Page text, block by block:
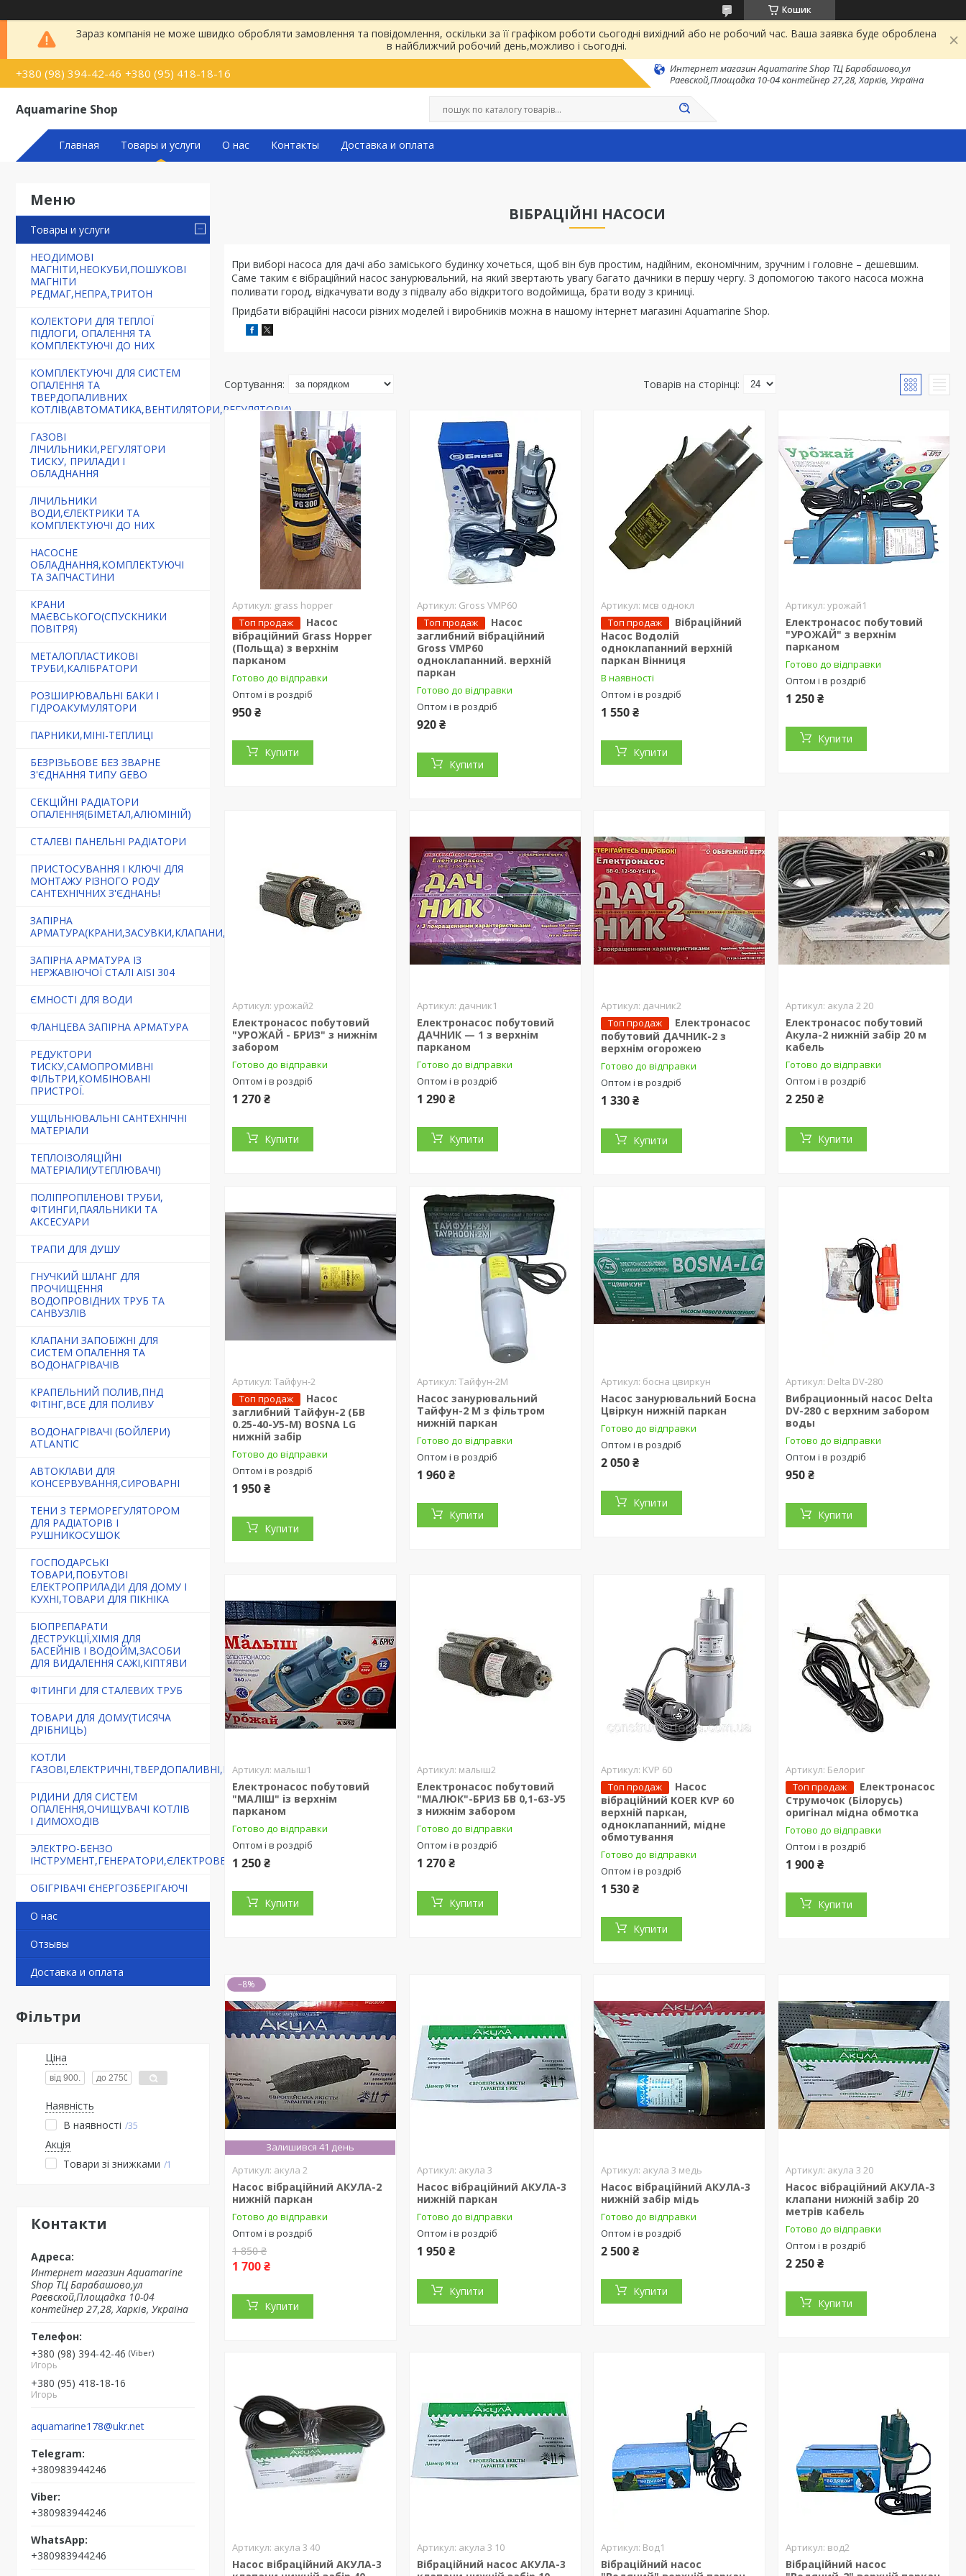
Кошик
Зараз компанія не може швидко обробляти замовлення та повідомлення, оскільки за її графіком роботи сьогодні вихідний або не робочий час. Ваша заявка буде оброблена
в найближчий робочий день,можливо і сьогодні.
+380 (98) 394-42-46 +380 (95) 418-18-16
Интернет магазин Aquamarine Shop ТЦ Барабашово,ул
Раевской,Площадка 10-04 контейнер 27,28, Харків, Україна
Aquamarine Shop
Главная Товары и услуги О нас Контакты Доставка и оплата
Товары и услуги
НЕОДИМОВІ
МАГНІТИ,НЕОКУБИ,ПОШУКОВІ
МАГНІТИ
РЕДМАГ,НЕПРА,ТРИТОН
КОЛЕКТОРИ ДЛЯ ТЕПЛОЇ
ПІДЛОГИ, ОПАЛЕННЯ ТА
КОМПЛЕКТУЮЧІ ДО НИХ
КОМПЛЕКТУЮЧІ ДЛЯ СИСТЕМ
ОПАЛЕННЯ ТА
ТВЕРДОПАЛИВНИХ
КОТЛІВ(АВТОМАТИКА,ВЕНТИЛЯТОРИ,РЕГУЛЯТОРИ)
ГАЗОВІ
ЛІЧИЛЬНИКИ,РЕГУЛЯТОРИ
ТИСКУ, ПРИЛАДИ І
ОБЛАДНАННЯ
ЛІЧИЛЬНИКИ
ВОДИ,ЄЛЕКТРИКИ ТА
КОМПЛЕКТУЮЧІ ДО НИХ
НАСОСНЕ
ОБЛАДНАННЯ,КОМПЛЕКТУЮЧІ
ТА ЗАПЧАСТИНИ
КРАНИ
МАЄВСЬКОГО(СПУСКНИКИ
ПОВІТРЯ)
МЕТАЛОПЛАСТИКОВІ
ТРУБИ,КАЛІБРАТОРИ
РОЗШИРЮВАЛЬНІ БАКИ І
ГІДРОАКУМУЛЯТОРИ
ПАРНИКИ,МІНІ-ТЕПЛИЦІ
БЕЗРІЗЬБОВЕ БЕЗ ЗВАРНЕ
З'ЄДНАННЯ ТИПУ GEBO
СЕКЦІЙНІ РАДІАТОРИ
ОПАЛЕННЯ(БІМЕТАЛ,АЛЮМІНІЙ)
СТАЛЕВІ ПАНЕЛЬНІ РАДІАТОРИ
ПРИСТОСУВАННЯ І КЛЮЧІ ДЛЯ
МОНТАЖУ РІЗНОГО РОДУ
САНТЕХНІЧНИХ З'ЄДНАНЬ!
ЗАПІРНА
АРМАТУРА(КРАНИ,ЗАСУВКИ,КЛАПАНИ,ФІЛЬТРИ)
ЗАПІРНА АРМАТУРА ІЗ
НЕРЖАВІЮЧОЇ СТАЛІ AISI 304
ЄМНОСТІ ДЛЯ ВОДИ
ФЛАНЦЕВА ЗАПІРНА АРМАТУРА
РЕДУКТОРИ
ТИСКУ,САМОПРОМИВНІ
ФІЛЬТРИ,КОМБІНОВАНІ
ПРИСТРОЇ.
УЩІЛЬНЮВАЛЬНІ САНТЕХНІЧНІ
МАТЕРІАЛИ
ТЕПЛОІЗОЛЯЦІЙНІ
МАТЕРІАЛИ(УТЕПЛЮВАЧІ)
ПОЛІПРОПІЛЕНОВІ ТРУБИ,
ФІТИНГИ,ПАЯЛЬНИКИ ТА
АКСЕСУАРИ
ТРАПИ ДЛЯ ДУШУ
ГНУЧКИЙ ШЛАНГ ДЛЯ
ПРОЧИЩЕННЯ
ВОДОПРОВІДНИХ ТРУБ ТА
САНВУЗЛІВ
КЛАПАНИ ЗАПОБІЖНІ ДЛЯ
СИСТЕМ ОПАЛЕННЯ ТА
ВОДОНАГРІВАЧІВ
КРАПЕЛЬНИЙ ПОЛИВ,ПНД
ФІТІНГ,ВСЕ ДЛЯ ПОЛИВУ
ВОДОНАГРІВАЧІ (БОЙЛЕРИ)
ATLANTIC
АВТОКЛАВИ ДЛЯ
КОНСЕРВУВАННЯ,СИРОВАРНІ
ТЕНИ З ТЕРМОРЕГУЛЯТОРОМ
ДЛЯ РАДІАТОРІВ І
РУШНИКОСУШОК
ГОСПОДАРСЬКІ
ТОВАРИ,ПОБУТОВІ
ЕЛЕКТРОПРИЛАДИ ДЛЯ ДОМУ І
КУХНІ,ТОВАРИ ДЛЯ ПІКНІКА
БІОПРЕПАРАТИ
ДЕСТРУКЦІЇ,ХІМІЯ ДЛЯ
БАСЕЙНІВ І ВОДОЙМ,ЗАСОБИ
ДЛЯ ВИДАЛЕННЯ САЖІ,КІПТЯВИ
ФІТИНГИ ДЛЯ СТАЛЕВИХ ТРУБ
ТОВАРИ ДЛЯ ДОМУ(ТИСЯЧА
ДРІБНИЦЬ)
КОТЛИ
ГАЗОВІ,ЕЛЕКТРИЧНІ,ТВЕРДОПАЛИВНІ,БУРЖУЙКИ
РІДИНИ ДЛЯ СИСТЕМ
ОПАЛЕННЯ,ОЧИЩУВАЧІ КОТЛІВ
І ДИМОХОДІВ
ЭЛЕКТРО-БЕНЗО
ІНСТРУМЕНТ,ГЕНЕРАТОРИ,ЄЛЕКТРОВЕЛОСИПЕДИ
ОБІГРІВАЧІ ЄНЕРГОЗБЕРІГАЮЧІ
О нас
Отзывы
Доставка и оплата
Фільтри
Ціна
Наявність
В наявності 35
Акція
Товари зі знижками
1
Контакти
Интернет магазин Aquamarine
Shop ТЦ Барабашово,ул
Раевской,Площадка 10-04
контейнер 27,28, Харків, Україна
+380 (98) 394-42-46 Viber
Игорь
+380 (95) 418-18-16
Игорь
aquamarine178@ukr.net
+380983944246
+380983944246
+380983944246
ВІБРАЦІЙНІ НАСОСИ
При виборі насоса для дачі або заміського будинку хочеться, щоб він був простим, надійним, економічним, зручним і головне – дешевшим.
Саме таким є вібраційний насос занурювальний, на який звертають увагу багато дачники в першу чергу. З допомогою такого насоса можна
поливати город, відкачувати воду з підвалу або відкритого водоймища, брати воду з криниці.
Придбати вібраційні насоси різних моделей і виробників можна в нашому інтернет магазині Aquamarine Shop.
grass hopper
Топ продаж
Насос
вібраційний Grass Hopper
(Польща) з верхнім
парканом
Готово до відправки
Оптом і в роздріб
950 ₴
Купити
Grоss VMP60
Топ продаж
Насос
заглибний вібраційний
Gross VMP60
одноклапанний. верхній
паркан
Готово до відправки
Оптом і в роздріб
920 ₴
Купити
мсв однокл
Топ продаж
Вібраційний
Насос Водолій
одноклапанний верхній
паркан Вінниця
В наявності
Оптом і в роздріб
1 550 ₴
Купити
урожай1
Електронасос побутовий
"УРОЖАЙ" з верхнім
парканом
Готово до відправки
Оптом і в роздріб
1 250 ₴
Купити
урожай2
Електронасос побутовий
"УРОЖАЙ - БРИЗ" з нижнім
забором
Готово до відправки
Оптом і в роздріб
1 270 ₴
Купити
дачник1
Електронасос побутовий
ДАЧНИК — 1 з верхнім
парканом
Готово до відправки
Оптом і в роздріб
1 290 ₴
Купити
дачник2
Топ продаж
Електронасос
побутовий ДАЧНИК-2 з
верхнім огорожею
Готово до відправки
Оптом і в роздріб
1 330 ₴
Купити
акула 2 20
Електронасос побутовий
Акула-2 нижній забір 20 м
кабель
Готово до відправки
Оптом і в роздріб
2 250 ₴
Купити
Тайфун-2
Топ продаж
Насос
заглибний Тайфун-2 (БВ
0.25-40-У5-М) BOSNA LG
нижній забір
Готово до відправки
Оптом і в роздріб
1 950 ₴
Купити
Тайфун-2М
Насос занурювальний
Тайфун-2 М з фільтром
нижній паркан
Готово до відправки
Оптом і в роздріб
1 960 ₴
Купити
босна цвиркун
Насос занурювальний Босна
Цвіркун нижній паркан
Готово до відправки
Оптом і в роздріб
2 050 ₴
Купити
Delta DV-280
Вибрационный насос Delta
DV-280 с верхним забором
воды
Готово до відправки
Оптом і в роздріб
950 ₴
Купити
малыш1
Електронасос побутовий
"МАЛІШ" із верхнім
парканом
Готово до відправки
Оптом і в роздріб
1 250 ₴
Купити
малыш2
Електронасос побутовий
"МАЛЮК"-БРИЗ БВ 0,1-63-У5
з нижнім забором
Готово до відправки
Оптом і в роздріб
1 270 ₴
Купити
KVP 60
Топ продаж
Насос
вібраційний KOER KVP 60
верхній паркан,
одноклапанний, мідне
обмотування
Готово до відправки
Оптом і в роздріб
1 530 ₴
Купити
Белориг
Топ продаж
Електронасос
Струмочок (Білорусь)
оригінал мідна обмотка
Готово до відправки
Оптом і в роздріб
1 900 ₴
Купити
–8%
Залишився 41 день
акула 2
Насос вібраційний АКУЛА-2
нижній паркан
Готово до відправки
Оптом і в роздріб
1 850 ₴
1 700 ₴
Купити
акула 3
Насос вібраційний АКУЛА-3
нижній паркан
Готово до відправки
Оптом і в роздріб
1 950 ₴
Купити
акула 3 медь
Насос вібраційний АКУЛА-3
нижній забір мідь
Готово до відправки
Оптом і в роздріб
2 500 ₴
Купити
акула 3 20
Насос вібраційний АКУЛА-3
клапани нижній забір 20
метрів кабель
Готово до відправки
Оптом і в роздріб
2 250 ₴
Купити
акула 3 40
Насос вібраційний АКУЛА-3
акула 3 10
Вібраційний насос АКУЛА-3
Вод1
Вібраційний насос
вод2
Вібраційний насос